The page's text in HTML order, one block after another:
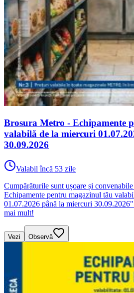
Brosura Metro - Echipamente
valabilă de la miercuri
30.09.2026
Valabil încă 53 zile
Cumpărăturile sunt ușoare și
Echipamente pentru magazinul tău
01.07.2026 până la miercuri
mai mult!
Vezi Observă